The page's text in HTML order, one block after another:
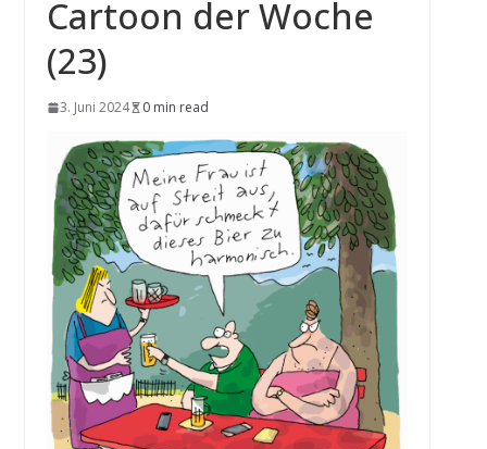
Cartoon der Woche
(23)
3. Juni 2024 0 min read